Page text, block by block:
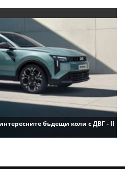
бъдещи коли с ДВГ - II